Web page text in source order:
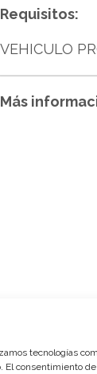
tecnologías
El consentimiento
Requisitos:
VEHICULO
Más